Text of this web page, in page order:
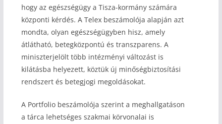
hogy az egészségügy a Tisza-kormány számára
központi kérdés. A Telex beszámolója alapján azt
mondta, olyan egészségügyben hisz, amely
átlátható, betegközpontú és transzparens. A
miniszterjelölt több intézményi változást is
kilátásba helyezett, köztük új minőségbiztosítási
rendszert és betegjogi megoldásokat.
A Portfolio beszámolója szerint a meghallgatáson
a tárca lehetséges szakmai körvonalai is